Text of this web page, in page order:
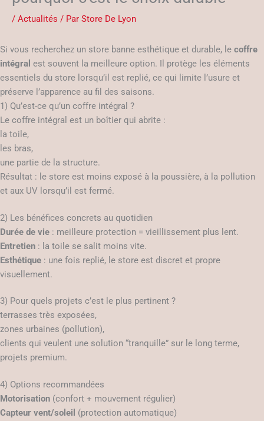
/ Actualités / Par Store De Lyon
Si vous recherchez un store banne esthétique et durable, le coffre
intégral est souvent la meilleure option. Il protège les éléments
essentiels du store lorsqu’il est replié, ce qui limite l’usure et
préserve l’apparence au fil des saisons.
1) Qu’est-ce qu’un coffre intégral ?
Le coffre intégral est un boîtier qui abrite :
la toile,
les bras,
une partie de la structure.
Résultat : le store est moins exposé à la poussière, à la pollution
et aux UV lorsqu’il est fermé.
2) Les bénéfices concrets au quotidien
Durée de vie : meilleure protection = vieillissement plus lent.
Entretien : la toile se salit moins vite.
Esthétique : une fois replié, le store est discret et propre
visuellement.
3) Pour quels projets c’est le plus pertinent ?
terrasses très exposées,
zones urbaines (pollution),
clients qui veulent une solution “tranquille” sur le long terme,
projets premium.
4) Options recommandées
Motorisation (confort + mouvement régulier)
Capteur vent/soleil (protection automatique)